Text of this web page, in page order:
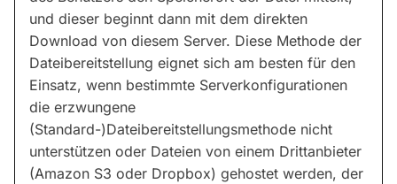
und dieser beginnt dann mit dem direkten
Download von diesem Server. Diese Methode der
Dateibereitstellung eignet sich am besten für den
Einsatz, wenn bestimmte Serverkonfigurationen
die erzwungene
(Standard-)Dateibereitstellungsmethode nicht
unterstützen oder Dateien von einem Drittanbieter
(Amazon S3 oder Dropbox) gehostet werden, der